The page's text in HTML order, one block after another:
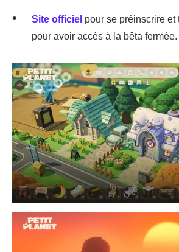
Site officiel pour se préinscrire et
pour avoir accès à la bêta fermée.